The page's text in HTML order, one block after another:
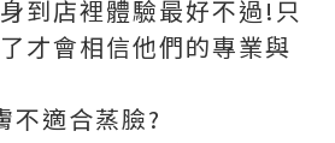
到店裡體驗最好不過!只
才會相信他們的專業與
不適合蒸臉?